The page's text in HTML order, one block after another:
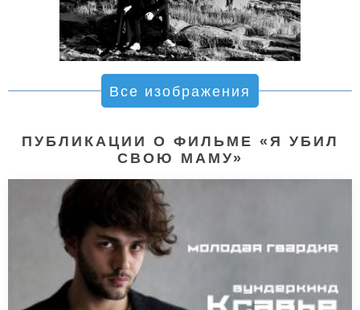
Все изображения
ПУБЛИКАЦИИ О ФИЛЬМЕ «Я УБИЛ
СВОЮ МАМУ»